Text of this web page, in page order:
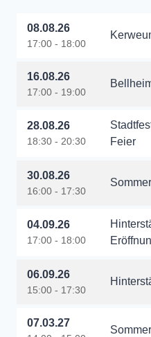
08.08.26
17:00 - 18:00
16.08.26
17:00 - 19:00
28.08.26
18:30 - 20:30
Feier
30.08.26
16:00 - 17:30
04.09.26
17:00 - 18:00
06.09.26
15:00 - 17:30
07.03.27